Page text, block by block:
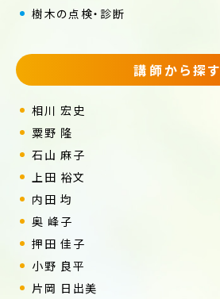
樹木の点検・診断
講師から探す
相川 宏史
粟野 隆
石山 麻子
上田 裕文
内田 均
奥 峰子
押田 佳子
小野 良平
片岡 日出美